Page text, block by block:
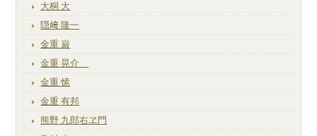
大桐 大
隠﨑 隆一
金重 巌
金重 晃介
金重 愫
金重 有邦
熊野 九郎右ヱ門